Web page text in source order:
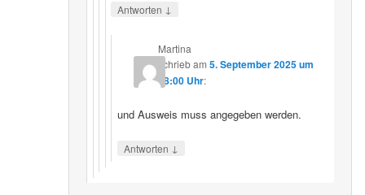
Antworten ↓
Martina
schriebam 5. September 2025 um
18:00 Uhr:
und Ausweis muss angegeben werden.
Antworten ↓